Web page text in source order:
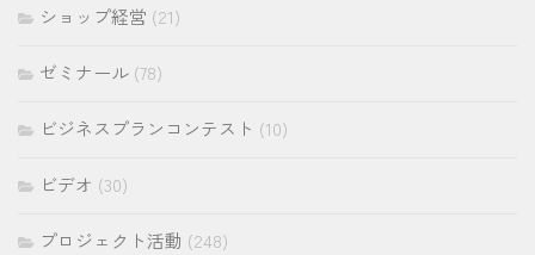
ショップ経営 (21)
ゼミナール (78)
ビジネスプランコンテスト (10)
ビデオ (30)
プロジェクト活動 (248)